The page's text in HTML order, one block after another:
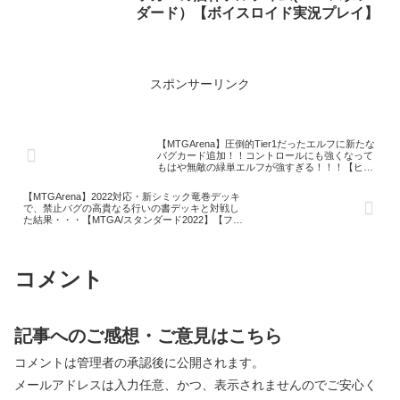
ダード）【ボイスロイド実況プレイ】
スポンサーリンク
【MTGArena】圧倒的Tier1だったエルフに新たな
バグカード追加！！コントロールにも強くなって
もはや無敵の緑単エルフが強すぎる！！！【ヒス
【MTGArena】2022対応・新シミック竜巻デッキ
で、禁止バグの高貴なる行いの書デッキと対戦し
た結果・・・【MTGA/スタンダード2022】【フォ
コメント
記事へのご感想・ご意見はこちら
コメントは管理者の承認後に公開されます。
メールアドレスは入力任意、かつ、表示されませんのでご安心く